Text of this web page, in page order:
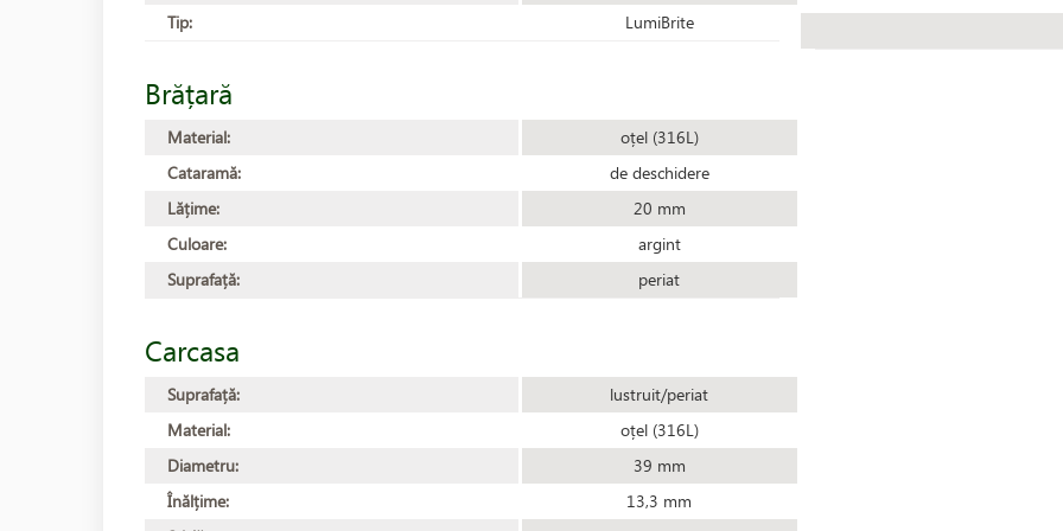
Tip:
LumiBrite
Brățară
Material:
oțel (316L)
Cataramă:
de deschidere
Lățime:
20 mm
Culoare:
argint
Suprafață:
periat
Carcasa
Suprafață:
lustruit/periat
Material:
oțel (316L)
Diametru:
39 mm
Înălțime:
13,3 mm